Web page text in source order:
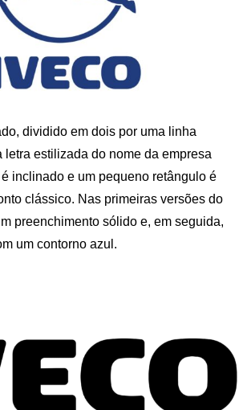
dividido em dois por uma linha
letra estilizada do nome da empresa
é inclinado e um pequeno retângulo é
clássico. Nas primeiras versões do
preenchimento sólido e, em seguida,
um contorno azul.